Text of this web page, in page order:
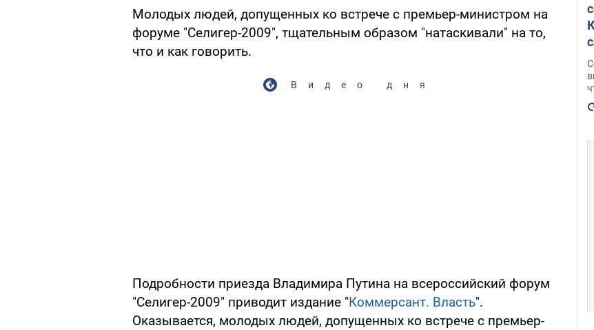
Молодых людей, допущенных ко встрече с премьер-министром на
форуме "Селигер-2009", тщательным образом "натаскивали" на то,
что и как говорить.
Видео дня
Подробности приезда Владимира Путина на всероссийский форум
"Селигер-2009" приводит издание "Коммерсант. Власть".
Оказывается, молодых людей, допущенных ко встрече с премьер-